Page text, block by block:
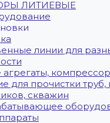
ЛИТИЕВЫЕ
линии для
агрегаты,
для прочистки труб,
скважин